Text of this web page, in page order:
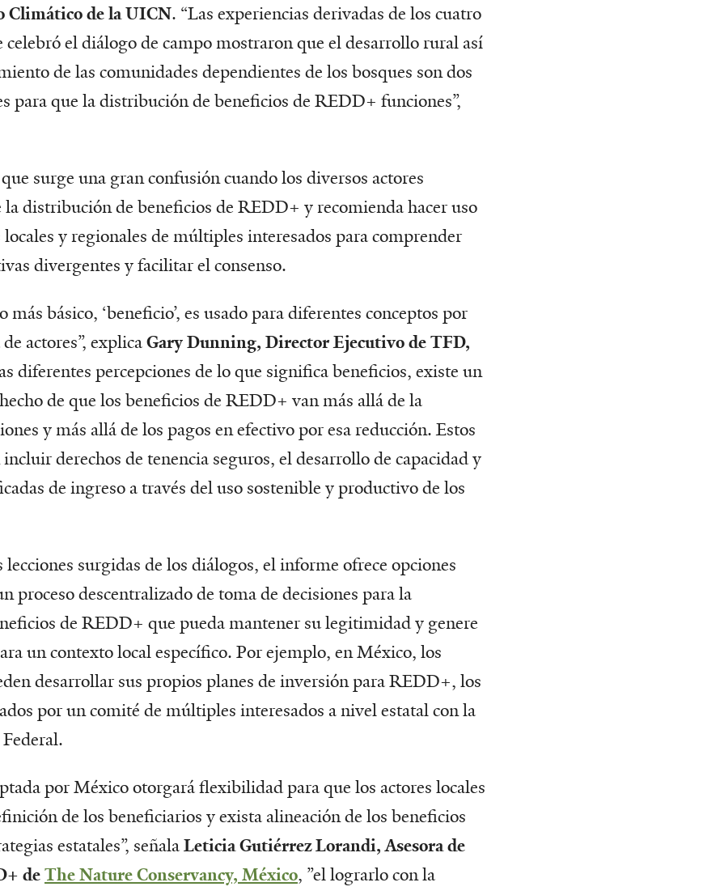
Climático de la UICN. “Las experiencias derivadas de los cuatro
celebró el diálogo de campo mostraron que el desarrollo rural así
de las comunidades dependientes de los bosques son dos
para que la distribución de beneficios de REDD+ funciones”,
surge una gran confusión cuando los diversos actores
la distribución de beneficios de REDD+ y recomienda hacer uso
y regionales de múltiples interesados para comprender
divergentes y facilitar el consenso.
básico, ‘beneficio’, es usado para diferentes conceptos por
actores”, explicaGary Dunning, Director Ejecutivo de TFD,
diferentes percepciones de lo que significa beneficios, existe un
de que los beneficios de REDD+ van más allá de la
y más allá de los pagos en efectivo por esa reducción. Estos
derechos de tenencia seguros, el desarrollo de capacidad y
de ingreso a través del uso sostenible y productivo de los
lecciones surgidas de los diálogos, el informe ofrece opciones
proceso descentralizado de toma de decisiones para la
de REDD+ que pueda mantener su legitimidad y genere
un contexto local específico. Por ejemplo, en México, los
desarrollar sus propios planes de inversión para REDD+, los
por un comité de múltiples interesados a nivel estatal con la
por México otorgará flexibilidad para que los actores locales
de los beneficiarios y exista alineación de los beneficios
estatales”, señalaLeticia Gutiérrez Lorandi, Asesora de
deThe Nature Conservancy, México, ”el lograrlo con la